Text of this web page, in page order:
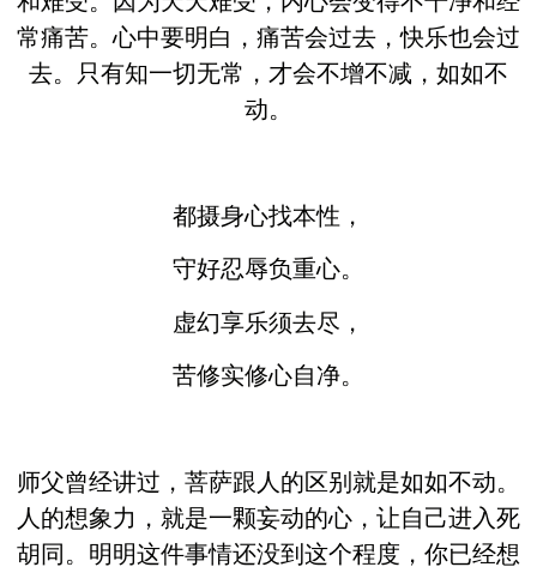
常痛苦。心中要明白，痛苦会过去，快乐也会过
去。只有知一切无常，才会不增不减，如如不
动。
都摄身心找本性，
守好忍辱负重心。
虚幻享乐须去尽，
苦修实修心自净。
师父曾经讲过，菩萨跟人的区别就是如如不动。
人的想象力，就是一颗妄动的心，让自己进入死
胡同。明明这件事情还没到这个程度，你已经想